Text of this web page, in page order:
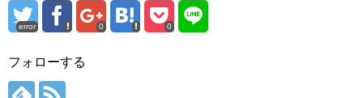
error 0 0
フォローする